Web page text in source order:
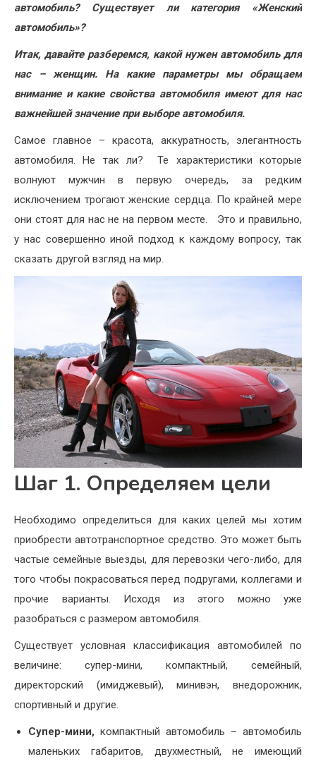
Недвижимость
автомобиль? Существует ли категория «Женский
автомобиль»?
Итак, давайте разберемся, какой нужен автомобиль для
нас – женщин. На какие параметры мы обращаем
внимание и какие свойства автомобиля имеют для нас
важнейшей значение при выборе автомобиля.
Самое главное – красота, аккуратность, элегантность
автомобиля. Не так ли? Те характеристики которые
волнуют мужчин в первую очередь, за редким
исключением трогают женские сердца. По крайней мере
они стоят для нас не на первом месте. Это и правильно,
у нас совершенно иной подход к каждому вопросу, так
сказать другой взгляд на мир.
Шаг 1. Определяем цели
Необходимо определиться для каких целей мы хотим
приобрести автотранспортное средство. Это может быть
частые семейные выезды, для перевозки чего-либо, для
того чтобы покрасоваться перед подругами, коллегами и
прочие варианты. Исходя из этого можно уже
разобраться с размером автомобиля.
Существует условная классификация автомобилей по
величине: супер-мини, компактный, семейный,
директорский (имиджевый), минивэн, внедорожник,
спортивный и другие.
Супер-мини, компактный автомобиль – автомобиль
маленьких габаритов, двухместный, не имеющий